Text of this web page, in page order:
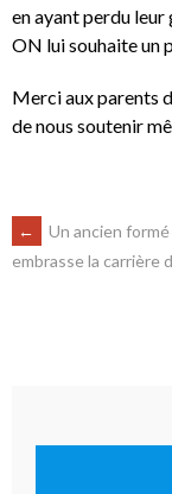
en ayant perdu
ON lui souhaite un
Merci aux parents
de nous soutenir
←
Un ancien formé
embrasse la carrière